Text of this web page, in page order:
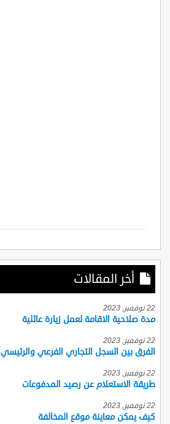
أخر المقالات
22 نوفمبر, 2023
مدة صلاحية الاقامة لعمل زيارة عائلية
22 نوفمبر, 2023
الفرق بين السجل التجاري الفرعي والرئيسي
22 نوفمبر, 2023
طريقة الاستعلام عن رصيد المدفوعات
22 نوفمبر, 2023
كيف يمكن معاينة موقع المخالفة